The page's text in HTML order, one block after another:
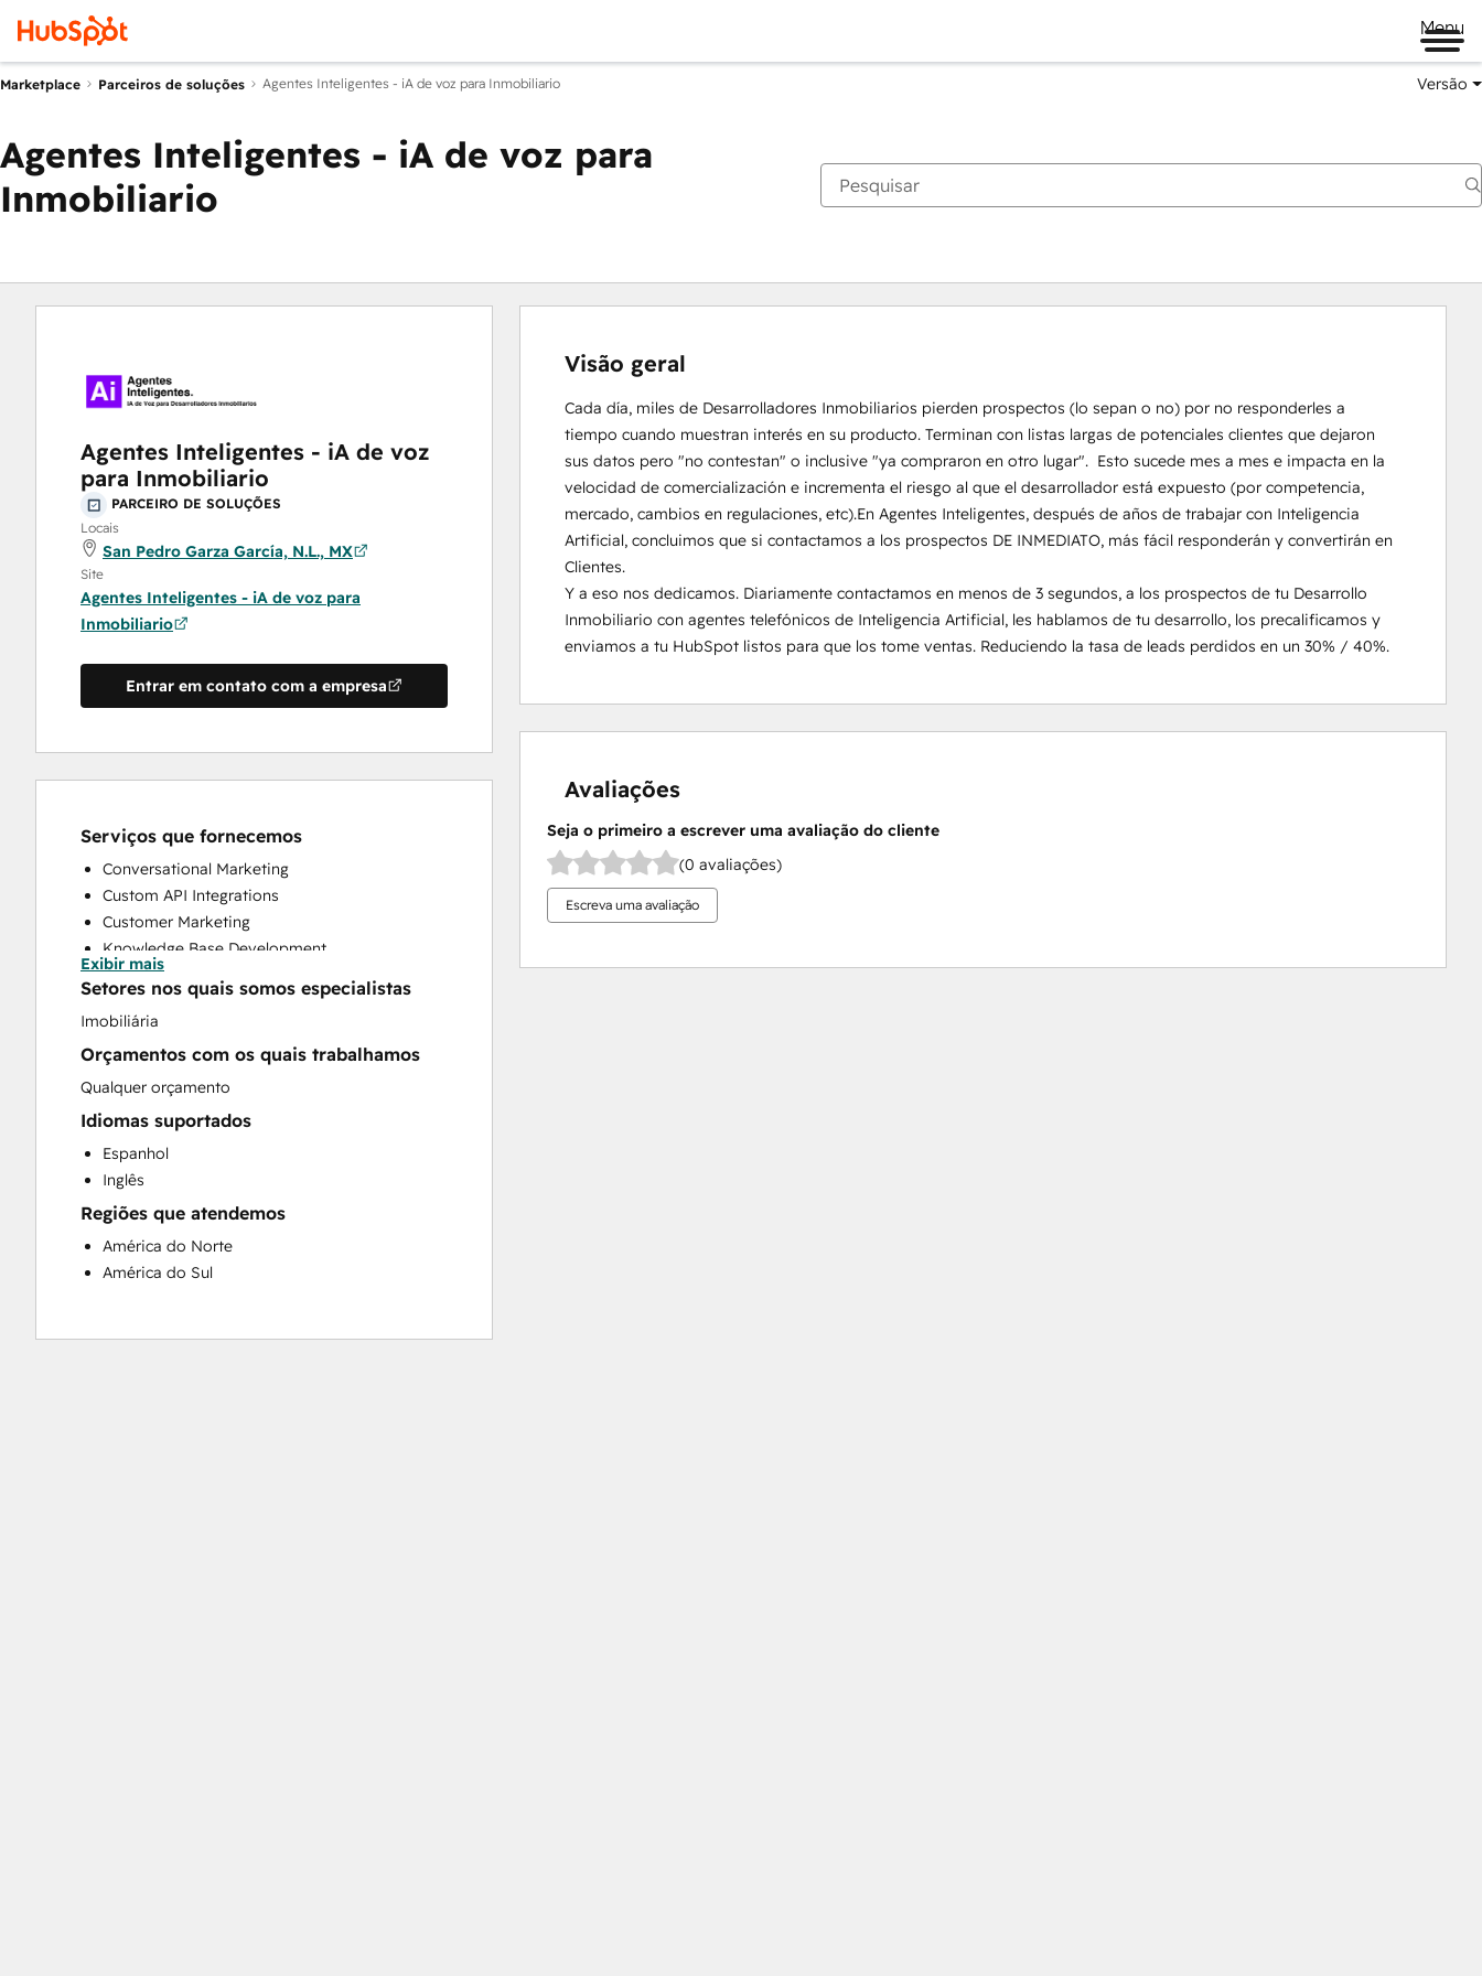
Menu
Marketplace Parceiros de soluções Agentes Inteligentes - iA de voz para Inmobiliario Versão
Agentes Inteligentes - iA de voz para
Inmobiliario
Agentes Inteligentes - iA de voz
para Inmobiliario
PARCEIRO DE SOLUÇÕES
Locais
San Pedro Garza García, N.L., MX
Site
Agentes Inteligentes - iA de voz para
Inmobiliario
Entrar em contato com a empresa
Serviços que fornecemos
Conversational Marketing
Custom API Integrations
Customer Marketing
Knowledge Base Development
Programmable Automation
Sales and Marketing Alignment
Website Development
Exibir mais
Setores nos quais somos especialistas
Imobiliária
Orçamentos com os quais trabalhamos
Qualquer orçamento
Idiomas suportados
Espanhol
Inglês
Regiões que atendemos
América do Norte
América do Sul
Visão geral
Cada día, miles de Desarrolladores Inmobiliarios pierden prospectos (lo sepan o no) por no responderles a
tiempo cuando muestran interés en su producto. Terminan con listas largas de potenciales clientes que dejaron
sus datos pero "no contestan" o inclusive "ya compraron en otro lugar".  Esto sucede mes a mes e impacta en la
velocidad de comercialización e incrementa el riesgo al que el desarrollador está expuesto (por competencia,
mercado, cambios en regulaciones, etc).En Agentes Inteligentes, después de años de trabajar con Inteligencia
Artificial, concluimos que si contactamos a los prospectos DE INMEDIATO, más fácil responderán y convertirán en
Clientes.
Y a eso nos dedicamos. Diariamente contactamos en menos de 3 segundos, a los prospectos de tu Desarrollo
Inmobiliario con agentes telefónicos de Inteligencia Artificial, les hablamos de tu desarrollo, los precalificamos y
enviamos a tu HubSpot listos para que los tome ventas. Reduciendo la tasa de leads perdidos en un 30% / 40%.
Avaliações
Seja o primeiro a escrever uma avaliação do cliente
(0 avaliações)
Escreva uma avaliação